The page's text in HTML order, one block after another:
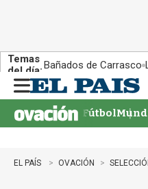
Temas
del día:Bañados de Carrasco
n
u
Fútbol
EL PAÍS OVACIÓN